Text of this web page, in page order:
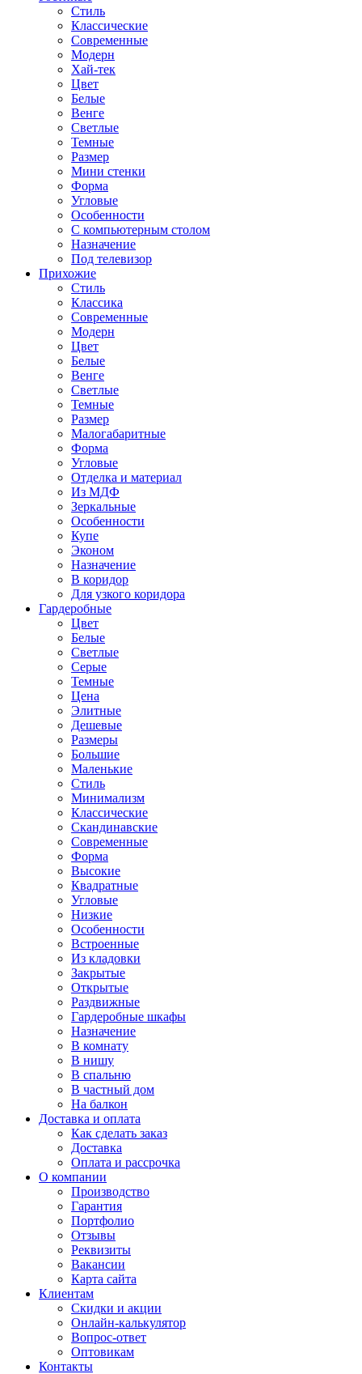
Стиль
Классические
Современные
Модерн
Хай-тек
Цвет
Белые
Венге
Светлые
Темные
Размер
Мини стенки
Форма
Угловые
Особенности
С компьютерным столом
Назначение
Под телевизор
Прихожие
Стиль
Классика
Современные
Модерн
Цвет
Белые
Венге
Светлые
Темные
Размер
Малогабаритные
Форма
Угловые
Отделка и материал
Из МДФ
Зеркальные
Особенности
Купе
Эконом
Назначение
В коридор
Для узкого коридора
Гардеробные
Цвет
Белые
Светлые
Серые
Темные
Цена
Элитные
Дешевые
Размеры
Большие
Маленькие
Стиль
Минимализм
Классические
Скандинавские
Современные
Форма
Высокие
Квадратные
Угловые
Низкие
Особенности
Встроенные
Из кладовки
Закрытые
Открытые
Раздвижные
Гардеробные шкафы
Назначение
В комнату
В нишу
В спальню
В частный дом
На балкон
Доставка и оплата
Как сделать заказ
Доставка
Оплата и рассрочка
О компании
Производство
Гарантия
Портфолио
Отзывы
Реквизиты
Вакансии
Карта сайта
Клиентам
Скидки и акции
Онлайн-калькулятор
Вопрос-ответ
Оптовикам
Контакты